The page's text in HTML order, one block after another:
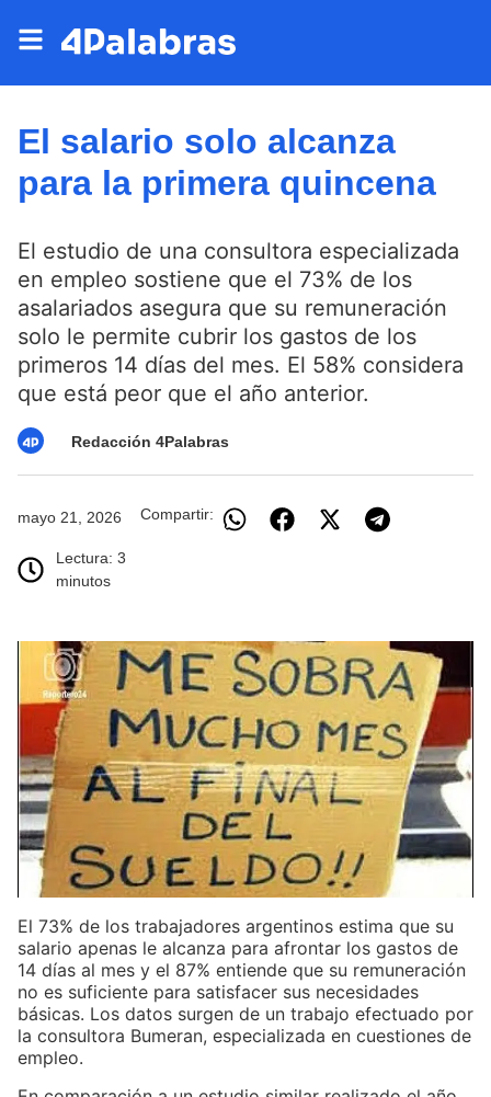
El salario solo alcanza
para la primera quincena
El estudio de una consultora especializada
en empleo sostiene que el 73% de los
asalariados asegura que su remuneración
solo le permite cubrir los gastos de los
primeros 14 días del mes. El 58% considera
que está peor que el año anterior.
Redacción 4Palabras
mayo 21, 2026
Lectura: 3
minutos
Compartir:
El 73% de los trabajadores argentinos estima que su
salario apenas le alcanza para afrontar los gastos de
14 días al mes y el 87% entiende que su remuneración
no es suficiente para satisfacer sus necesidades
básicas. Los datos surgen de un trabajo efectuado por
la consultora Bumeran, especializada en cuestiones de
empleo.